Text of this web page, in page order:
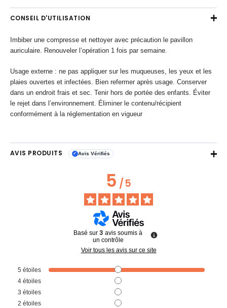
CONSEIL D'UTILISATION
Imbiber une compresse et nettoyer avec précaution le pavillon
auriculaire. Renouveler l’opération 1 fois par semaine.
Usage externe : ne pas appliquer sur les muqueuses, les yeux et les
plaies ouvertes et infectées. Bien refermer après usage. Conserver
dans un endroit frais et sec. Tenir hors de portée des enfants. Éviter
le rejet dans l’environnement. Éliminer le contenu/récipient
conformément à la réglementation en vigueur
AVIS PRODUITS ✓ Avis Vérifiés
5/5
Basé sur 3 avis soumis à
un contrôle
Voir tous les avis sur ce site
5 étoiles
4 étoiles
3 étoiles
2 étoiles